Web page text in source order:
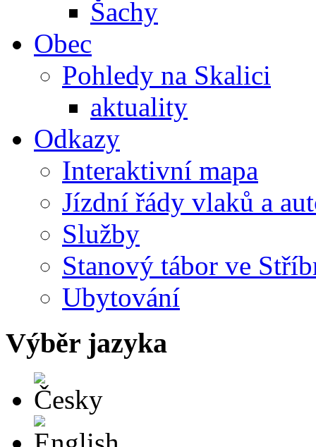
Šachy
Obec
Pohledy na Skalici
aktuality
Odkazy
Interaktivní mapa
Jízdní řády vlaků a
Služby
Stanový tábor ve
Ubytování
Výběr jazyka